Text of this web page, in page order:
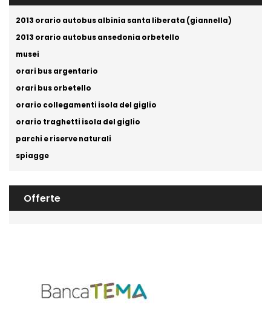
2013 orario autobus albinia santa liberata (giannella)
2013 orario autobus ansedonia orbetello
musei
orari bus argentario
orari bus orbetello
orario collegamenti isola del giglio
orario traghetti isola del giglio
parchi e riserve naturali
spiagge
Offerte